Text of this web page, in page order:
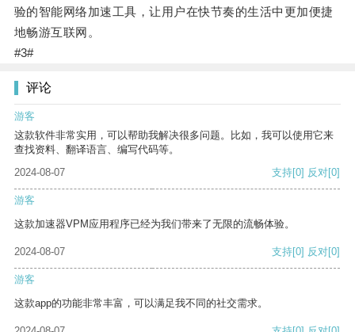
验的智能网络加速工具，让用户在快节奏的生活中更加便捷
地畅游互联网。
#3#
评论
游客
这款软件非常实用，可以帮助我解决很多问题。比如，我可以使用它来
查找资料、翻译语言、编写代码等。
2024-08-07
支持[0] 反对[0]
游客
这款加速器VPM应用程序已经为我们带来了无限的流畅体验。
2024-08-07 支持[0] 反对[0]
游客
这款app的功能非常丰富，可以满足我不同的社交需求。